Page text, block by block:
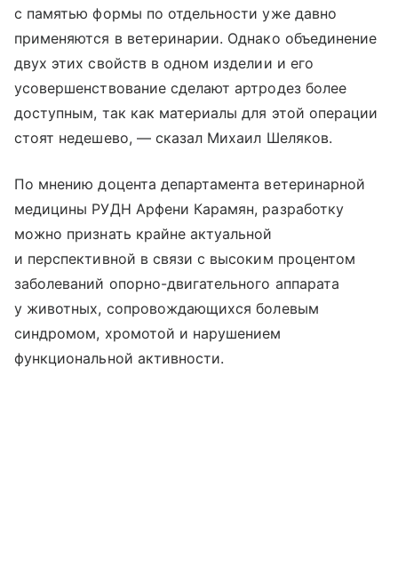
с памятью формы по отдельности уже давно
применяются в ветеринарии. Однако объединение
двух этих свойств в одном изделии и его
усовершенствование сделают артродез более
доступным, так как материалы для этой операции
стоят недешево, — сказал Михаил Шеляков.
По мнению доцента департамента ветеринарной
медицины РУДН Арфени Карамян, разработку
можно признать крайне актуальной
и перспективной в связи с высоким процентом
заболеваний опорно-двигательного аппарата
у животных, сопровождающихся болевым
синдромом, хромотой и нарушением
функциональной активности.